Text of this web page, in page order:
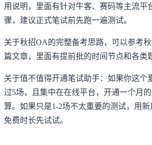
用说明 ，里面有针对牛客、赛码等主流平
骤，建议正式笔试前先跑一遍测试。
关于秋招OA的完整备考思路，可以参考
篇文章，里面有提前批的时间节点和各类
关于值不值得开通笔试助手：如果你这个
过5场，且集中在在线平台，开通一个月
算。如果只是1-2场不太重要的测试，用
免费时长先试试。